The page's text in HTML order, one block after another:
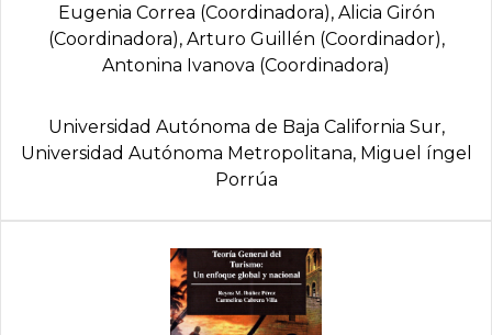
Eugenia Correa (Coordinadora), Alicia Girón
(Coordinadora), Arturo Guillén (Coordinador),
Antonina Ivanova (Coordinadora)
Universidad Autónoma de Baja California Sur,
Universidad Autónoma Metropolitana, Miguel íngel
Porrúa